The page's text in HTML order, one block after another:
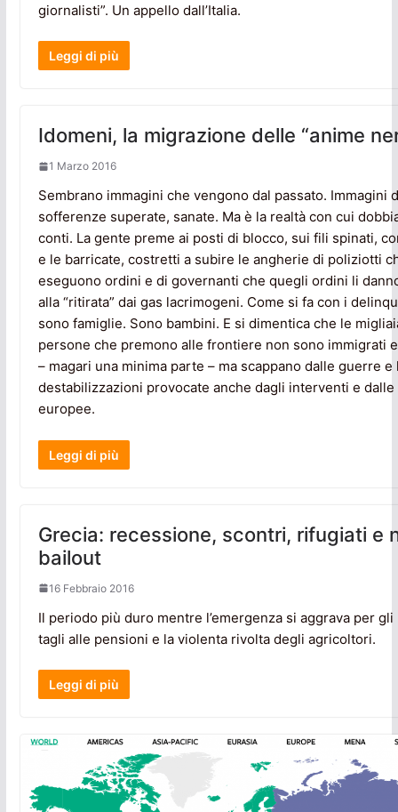
giornalisti”. Un appello dall’Italia.
Leggi di più
Idomeni, la migrazione delle “anime
1 Marzo 2016
Sembrano immagini che vengono dal passato. Immagini
sofferenze superate, sanate. Ma è la realtà con cui
conti. La gente preme ai posti di blocco, sui fili spinati,
e le barricate, costretti a subire le angherie di poliziotti
eseguono ordini e di governanti che quegli ordini li
alla “ritirata” dai gas lacrimogeni. Come si fa con i
sono famiglie. Sono bambini. E si dimentica che le
persone che premono alle frontiere non sono immigrati
– magari una minima parte – ma scappano dalle guerre e
destabilizzazioni provocate anche dagli interventi e
europee.
Leggi di più
Grecia: recessione, scontri, rifugiati e
bailout
16 Febbraio 2016
Il periodo più duro mentre l’emergenza si aggrava per
tagli alle pensioni e la violenta rivolta degli agricoltori.
Leggi di più